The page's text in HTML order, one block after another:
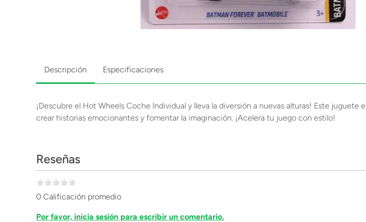
Descripción Especificaciones
¡Descubre el Hot Wheels Coche Individual y lleva la diversión a nuevas alturas! Este juguete
crear historias emocionantes y fomentar la imaginación. ¡Acelera tu juego con estilo!
Reseñas
0 Calificación promedio
Por favor, inicia sesión para escribir un comentario.